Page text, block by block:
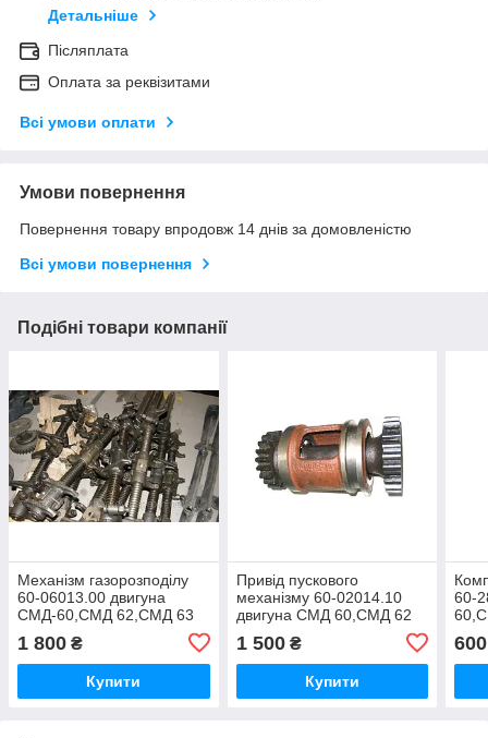
Детальніше
Післяплата
Оплата за реквізитами
Всі умови оплати
Умови повернення
Повернення товару впродовж 14 днів за домовленістю
Всі умови повернення
Подібні товари компанії
Механізм газорозподілу
60-06013.00 двигуна
СМД-60,СМД 62,СМД 63
г,Т-151к,Т-156
1 800 ₴
Купити
Привід пускового
механізму 60-02014.10
двигуна СМД 60,СМД 62
Т-150,Т-151,Т-156,Т-157
1 500₴
Купити
60-
Т-
600